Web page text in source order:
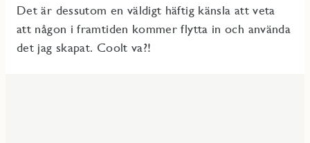
Det är dessutom en väldigt häftig känsla att veta
att någon i framtiden kommer flytta in och använda
det jag skapat. Coolt va?!